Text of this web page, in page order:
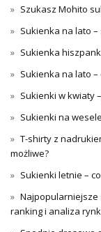
Szukasz Mohito
Sukienka na lato
Sukienka
Sukienka na lato
Sukienki w kwiaty
Sukienki na
T-shirty z
możliwe?
Sukienki letnie –
Najpopularniejsze
ranking i analiza